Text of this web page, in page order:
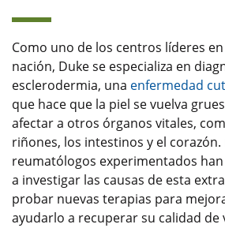
Como uno de los centros líderes
nación, Duke se especializa en
esclerodermia, una enfermedad
que hace que la piel se vuelva
afectar a otros órganos vitales,
riñones, los intestinos y el
reumatólogos experimentados
a investigar las causas de esta
probar nuevas terapias para
ayudarlo a recuperar su calidad de